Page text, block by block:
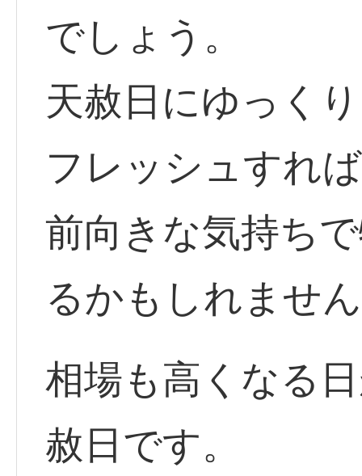
でしょう。
天赦日にゆっく
フレッシュすれ
前向きな気持ち
るかもしれませ
相場も高くなる
赦日です。